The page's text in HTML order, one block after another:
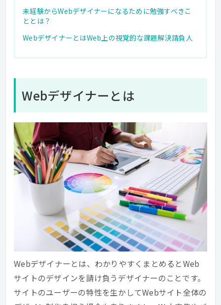
未経験からWebデザイナーになるために勉強すべきこ
ととは？
WebデザイナーとはWeb上の視覚的な課題解決請負人
Webデザイナーとは
Webデザイナーとは、わかりやすくまとめるとWeb
サイトのデザインを請け負うデザイナーのことです。
サイトのユーザーの特性を生かしてWebサイト全体の